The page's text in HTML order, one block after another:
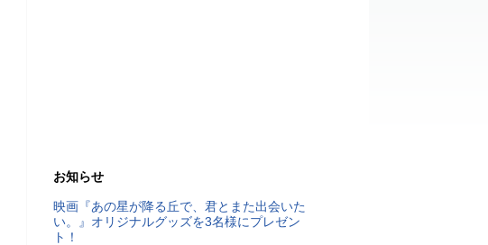
お知らせ
映画『あの星が降る丘で、君とまた出会いた
い。』オリジナルグッズを3名様にプレゼン
ト！